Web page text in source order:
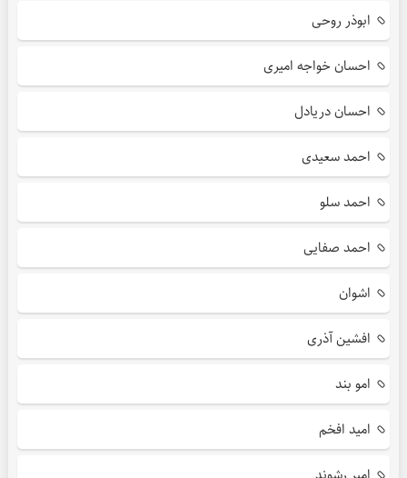
ابوذر روحی
احسان خواجه امیری
احسان دریادل
احمد سعیدی
احمد سلو
احمد صفایی
اشوان
افشین آذری
امو بند
امید افخم